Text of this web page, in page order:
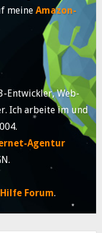
meine Amazon-
Entwickler, Web-
Ich arbeite im und
Agentur
Hilfe Forum.